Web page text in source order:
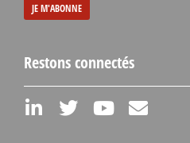
JE M'ABONNE
Restons connectés